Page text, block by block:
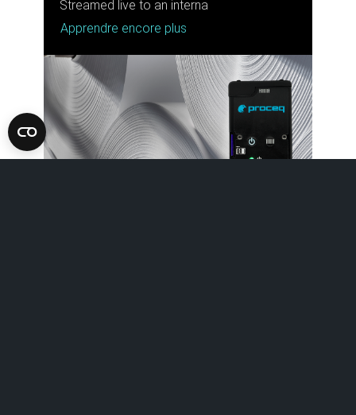
Streamed live to an interna
Apprendre encore plus